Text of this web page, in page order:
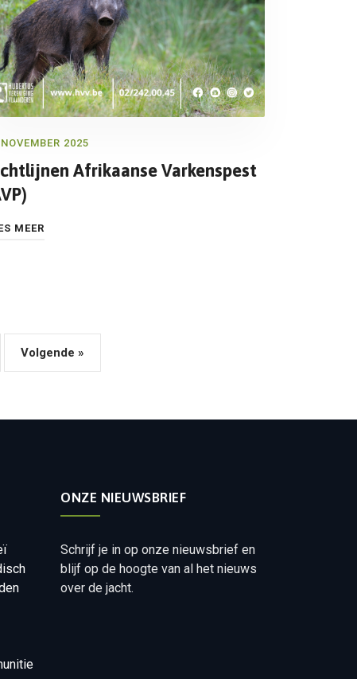
2025
Afrikaanse Varkenspest
MEER
Volgende »
ONZE NIEUWSBRIEF
Schrijf je in op onze nieuwsbrief en
blijf op de hoogte van al het nieuws
over de jacht.